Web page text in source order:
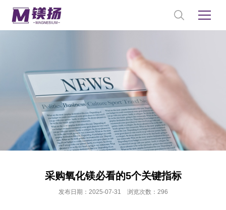
采购氧化镁必看的5个关键指标
发布日期：2025-07-31 浏览次数：296